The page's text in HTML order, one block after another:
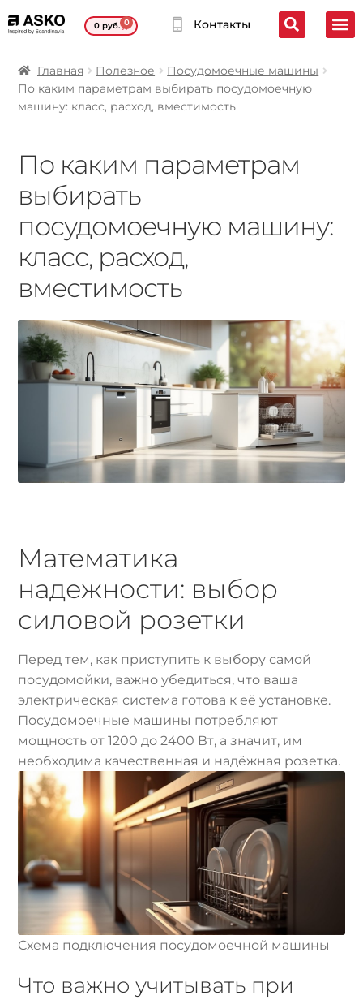
0руб. 0 Контакты
Главная Полезное
Посудомоечные машины
По каким параметрам выбирать посудомоечную
машину: класс, расход, вместимость
По каким параметрам
выбирать
посудомоечную машину:
класс, расход,
вместимость
Математика
надежности: выбор
силовой розетки
Перед тем, как приступить к выбору самой
посудомойки, важно убедиться, что ваша
электрическая система готова к её установке.
Посудомоечные машины потребляют
мощность от 1200 до 2400 Вт, а значит, им
необходима качественная и надёжная розетка.
Схема подключения посудомоечной машины
Что важно учитывать при